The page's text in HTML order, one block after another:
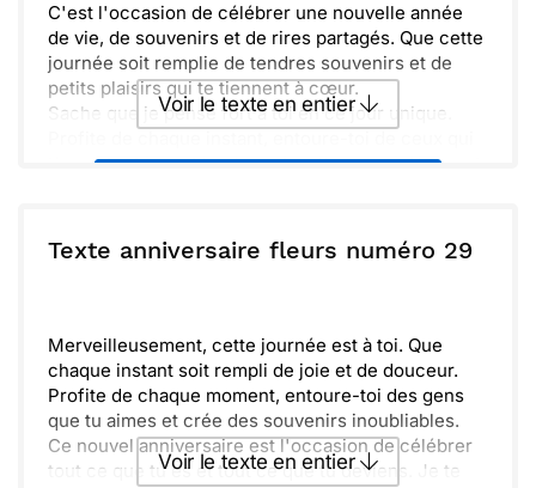
C'est l'occasion de célébrer une nouvelle année
de vie, de souvenirs et de rires partagés. Que cette
journée soit remplie de tendres souvenirs et de
petits plaisirs qui te tiennent à cœur.
Sache que je pense fort à toi en ce jour unique.
t’apportent joie et bonheur. Les fleurs qui décorent
Je te souhaite tout le bonheur du monde. Que cette
année soit pleine de surprises et d'aventures
Voir le texte en entier
ou : Copier Recevoir par mail
Texte anniversaire fleurs numéro 29
Merveilleusement, cette journée est à toi. Que
chaque instant soit rempli de joie et de douceur.
Profite de chaque moment, entoure-toi des gens
que tu aimes et crée des souvenirs inoubliables.
Ce nouvel anniversaire est l'occasion de célébrer
tout ce que tu es et tout ce que tu deviens. Je te
Voir le texte en entier